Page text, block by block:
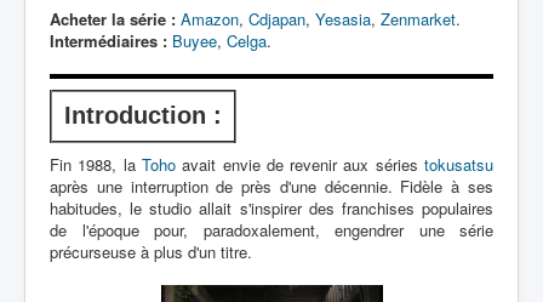
Dessins
Artiste Asperger
Lexique
Dennô keisatsu Cybercop (電脳 警
察 サイバーコップ) = Police
cerveau électronique Cybercop
Acheter la série : Amazon, Cdjapan, Yesasia, Zenmarket.
Intermédiaires : Buyee, Celga.
Introduction :
Fin 1988, la Tohoavait envie de revenir aux sériestokusatsu
après une interruption de près d'une décennie. Fidèle à ses
habitudes, le studio allait s'inspirer des franchises populaires
de l'époque pour, paradoxalement, engendrer une série
précurseuse à plus d'un titre.